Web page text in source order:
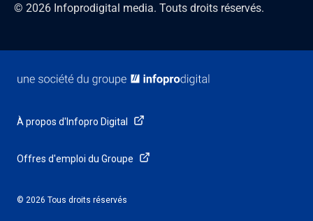
© 2026 Infoprodigital media. Touts droits réservés.